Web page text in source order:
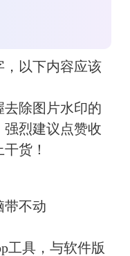
以下内容应该
除图片水印的
烈建议点赞收
货！
带不动
工具，与软件版